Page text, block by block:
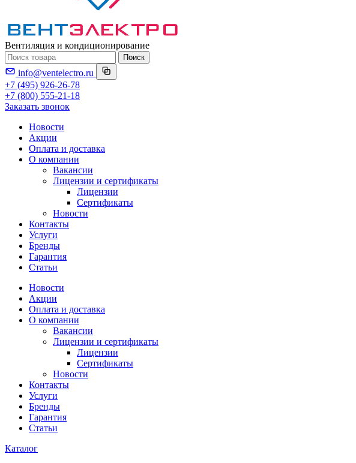
Вентиляция и кондиционирование
Поиск
info@ventelectro.ru
+7 (495) 926-26-78
+7 (800) 555-21-18
Заказать звонок
Новости
Акции
Оплата и доставка
О компании
Вакансии
Лицензии и сертификаты
Лицензии
Сертификаты
Новости
Контакты
Услуги
Бренды
Гарантия
Статьи
Новости
Акции
Оплата и доставка
О компании
Вакансии
Лицензии и сертификаты
Лицензии
Сертификаты
Новости
Контакты
Услуги
Бренды
Гарантия
Статьи
Каталог